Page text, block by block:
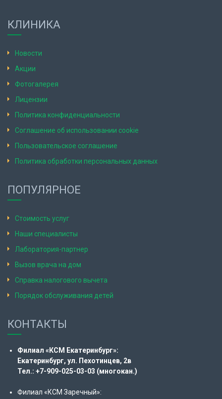
КЛИНИКА
Новости
Акции
Фотогалерея
Лицензии
Политика конфиденциальности
Соглашение об использовании cookie
Пользовательское соглашение
Политика обработки персональных данных
ПОПУЛЯРНОЕ
Стоимость услуг
Наши специалисты
Лаборатория-партнер
Вызов врача на дом
Справка налогового вычета
Порядок обслуживания детей
КОНТАКТЫ
Филиал «КСМ Екатеринбург»:
Екатеринбург, ул. Пехотинцев, 2в
Тел.: +7-909-025-03-03 (многокан.)
Филиал «КСМ Заречный»: